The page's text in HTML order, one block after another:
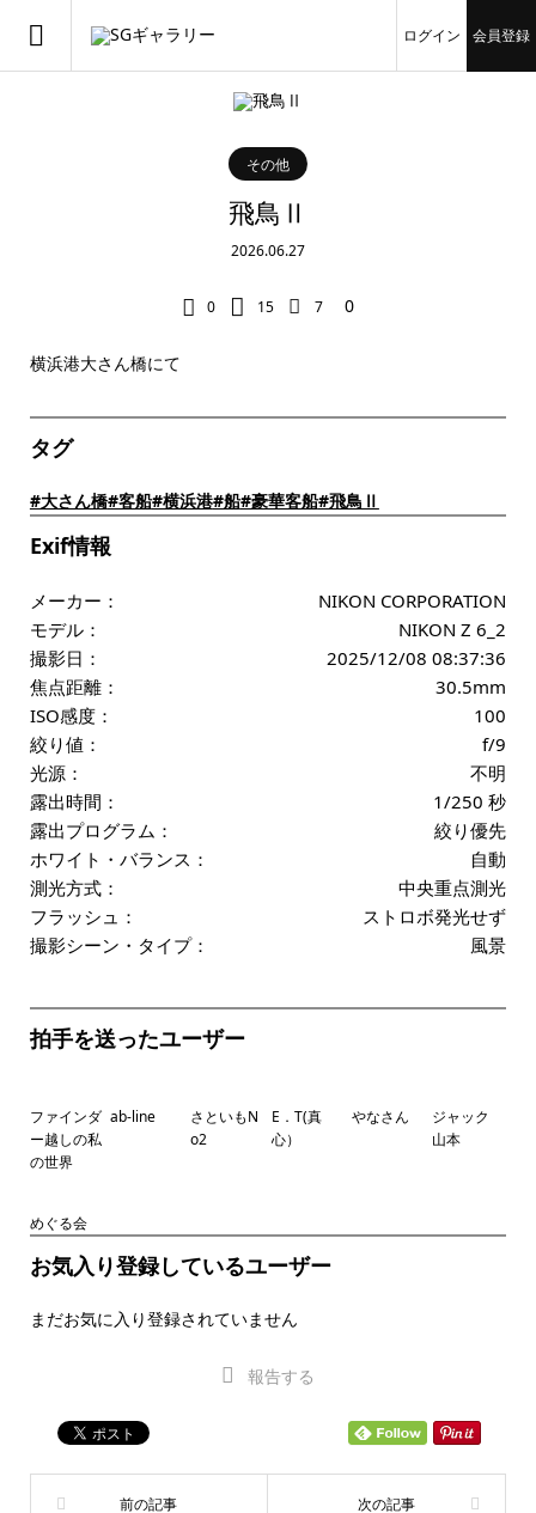
ログイン 会員登録
その他
飛鳥Ⅱ
2026.06.27
0 15 7 0
横浜港大さん橋にて
タグ
#大さん橋#客船#横浜港#船#豪華客船#飛鳥Ⅱ
Exif情報
メーカー：
NIKON CORPORATION
モデル：
NIKON Z 6_2
撮影日：
2025/12/08 08:37:36
焦点距離：
30.5mm
ISO感度：
100
絞り値：
f/9
光源：
不明
露出時間：
1/250 秒
露出プログラム：
絞り優先
ホワイト・バランス：
自動
測光方式：
中央重点測光
フラッシュ：
ストロボ発光せず
撮影シーン・タイプ：
風景
拍手を送ったユーザー
ファインダ
ー越しの私
の世界
ab-line
さといもN
o2
E．T(真
心）
やなさん
ジャック
山本
めぐる会
お気入り登録しているユーザー
まだお気に入り登録されていません
報告する